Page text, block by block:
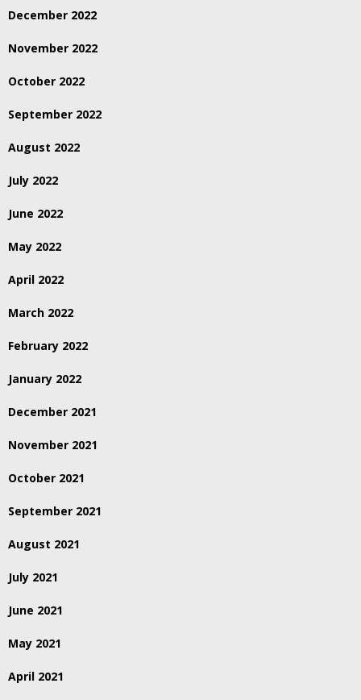
December 2022
November 2022
October 2022
September 2022
August 2022
July 2022
June 2022
May 2022
April 2022
March 2022
February 2022
January 2022
December 2021
November 2021
October 2021
September 2021
August 2021
July 2021
June 2021
May 2021
April 2021